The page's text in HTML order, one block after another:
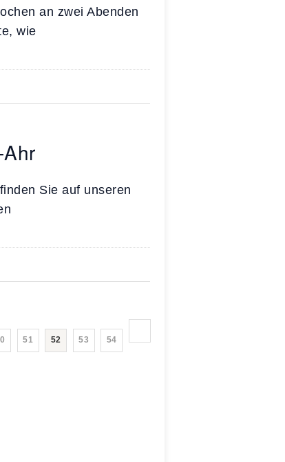
an zwei Abenden
wie
Sie auf unseren
51 52 53 54